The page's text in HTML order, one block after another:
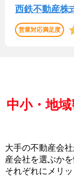
西鉄不動産株
営業対応満足度
中小・地
大手の不動産会
産会社を選ぶか
それぞれにメリ